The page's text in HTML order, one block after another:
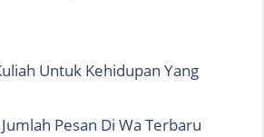
Untuk Kehidupan Yang
Pesan Di Wa Terbaru